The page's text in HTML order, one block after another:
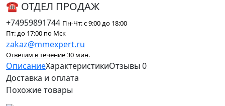
☎ ОТДЕЛ ПРОДАЖ
+74959891744 Пн-Чт: с 9:00 до 18:00
Пт: до 17:00 по Мск
zakaz@mmexpert.ru
Ответим в течение 30 мин.
ОписаниеХарактеристикиОтзывы 0
Доставка и оплата
Похожиетовары